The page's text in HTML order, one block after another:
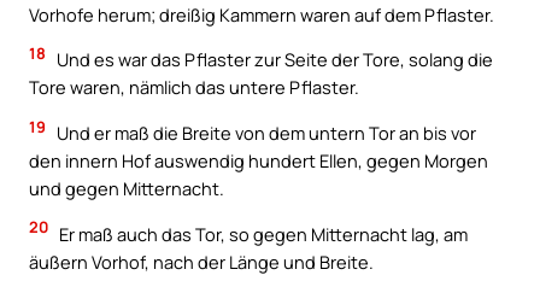
Vorhofe herum; dreißig Kammern waren auf dem Pflaster.
18
Und es war das Pflaster zur Seite der Tore, solang die
Tore waren, nämlich das untere Pflaster.
19
Und er maß die Breite von dem untern Tor an bis vor
den innern Hof auswendig hundert Ellen, gegen Morgen
und gegen Mitternacht.
20 Er maß auch das Tor, so gegen Mitternacht lag, am
äußern Vorhof, nach der Länge und Breite.